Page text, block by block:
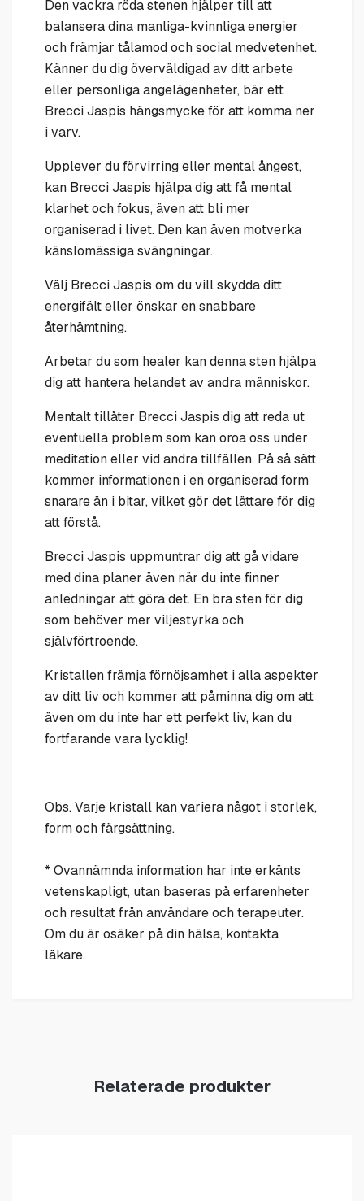
Den vackra röda stenen hjälper till att
balansera dina manliga-kvinnliga energier
och främjar tålamod och social medvetenhet.
Känner du dig överväldigad av ditt arbete
eller personliga angelägenheter, bär ett
Brecci Jaspis hängsmycke för att komma ner
i varv.
Upplever du förvirring eller mental ångest,
kan Brecci Jaspis hjälpa dig att få mental
klarhet och fokus, även att bli mer
organiserad i livet. Den kan även motverka
känslomässiga svängningar.
Välj Brecci Jaspis om du vill skydda ditt
energifält eller önskar en snabbare
återhämtning.
Arbetar du som healer kan denna sten hjälpa
dig att hantera helandet av andra människor.
Mentalt tillåter Brecci Jaspis dig att reda ut
eventuella problem som kan oroa oss under
meditation eller vid andra tillfällen. På så sätt
kommer informationen i en organiserad form
snarare än i bitar, vilket gör det lättare för dig
att förstå.
Brecci Jaspis uppmuntrar dig att gå vidare
med dina planer även när du inte finner
anledningar att göra det. En bra sten för dig
som behöver mer viljestyrka och
självförtroende.
Kristallen främja förnöjsamhet i alla aspekter
av ditt liv och kommer att påminna dig om att
även om du inte har ett perfekt liv, kan du
fortfarande vara lycklig!
Obs. Varje kristall kan variera något i storlek,
form och färgsättning.
* Ovannämnda information har inte erkänts
vetenskapligt, utan baseras på erfarenheter
och resultat från användare och terapeuter.
Om du är osäker på din hälsa, kontakta
läkare.